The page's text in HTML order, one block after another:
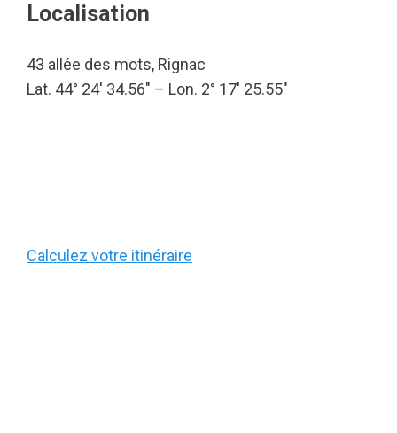
Localisation
43 allée des mots, Rignac
Lat. 44° 24′ 34.56″ – Lon. 2° 17′ 25.55″
Calculez votre itinéraire